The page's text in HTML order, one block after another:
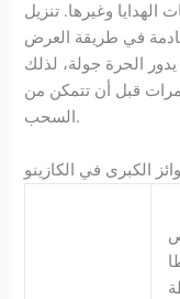
وغيرها. تنزيل
هذه القادمة في طريقة العرض
الحرة جولة، لذلك
قبل أن تتمكن من
السحب.
الكبرى في الكازينو